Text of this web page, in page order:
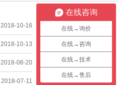
2018-10-16
2018-10-13
2018-08-20
2018-07-11
在线咨询
在线→询价
在线→咨询
在线→技术
在线→售后